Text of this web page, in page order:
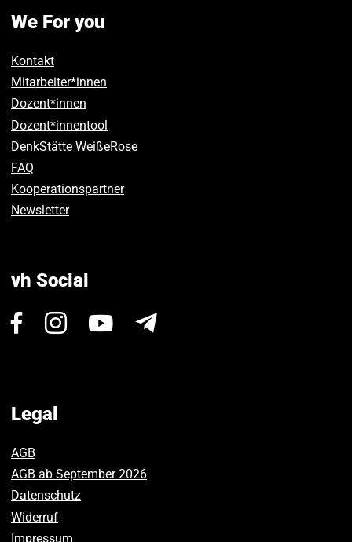
We For you
Kontakt
Mitarbeiter*innen
Dozent*innen
Dozent*innentool
DenkStätte WeißeRose
FAQ
Kooperationspartner
Newsletter
vh Social
Visit Visit
Visit
Legal
AGB
AGB ab September 2026
Datenschutz
Widerruf
Impressum